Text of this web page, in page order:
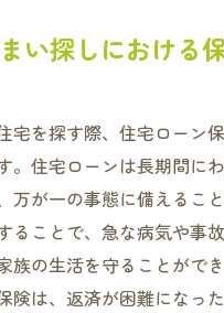
い探しにおける
宅を探す際、住宅ローン
。住宅ローンは長期間に
万が一の事態に備えるこ
ることで、急な病気や事
族の生活を守ることがで
険は、返済が困難になっ